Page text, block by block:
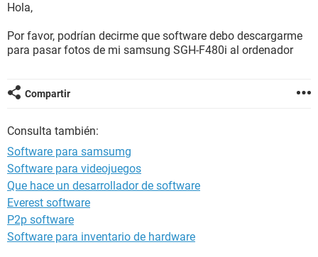
Hola,
Por favor, podrían decirme que software debo descargarme
para pasar fotos de mi samsung SGH-F480i al ordenador
Compartir
Consulta también:
Software para samsumg
Software para videojuegos
Que hace un desarrollador de software
Everest software
P2p software
Software para inventario de hardware